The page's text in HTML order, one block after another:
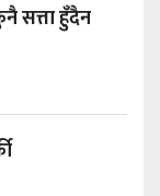
सत्ता हुँदैन